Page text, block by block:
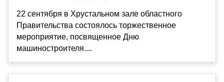
22 сентября в Хрустальном зале областного
Правительства состоялось торжественное
мероприятие, посвященное Дню
машиностроителя....